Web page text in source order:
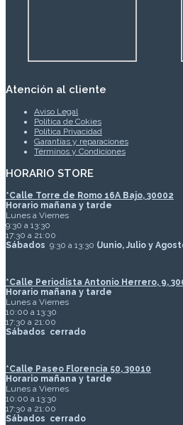
Atención al cliente
Aviso Legal
Política de Cokies
Política Privacidad
Garantías y reparaciones
Términos y Condiciones
HORARIO STORE
*Calle Torre de Romo 16A Bajo, 30002
Horario mañana y tarde
Lunes a Viernes
9:30 a 13:30
17:30 a 21:00
Sábados 9:30 a 13:30 (Junio, Julio y
*Calle Periodista Antonio Herrero, 9,
Horario mañana y tarde
Lunes a Viernes
10:00 a 13:30
17:30 a 21:00
Sábados cerrado
*Calle Paseo Florencia 50, 30010
Horario mañana y tarde
Lunes a Viernes
10:00 a 13:30
17:30 a 21:00
Sábados cerrado